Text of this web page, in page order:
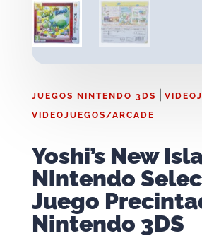
JUEGOS NINTENDO 3DS
VIDEOJUEGOS/ARCADE
Yoshi’s New
Nintendo
Juego
Nintendo 3DS